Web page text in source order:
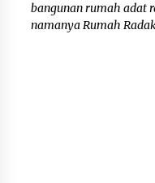
bangunan rumah adat
namanya Rumah